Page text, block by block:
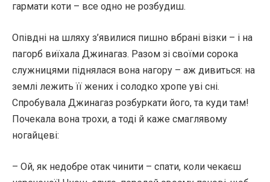
гармати коти – все одно не розбудиш.
Опівдні на шляху з’явилися пишно вбрані візки – і на
пагорб виїхала Джинагаз. Разом зі своїми сорока
служницями піднялася вона нагору – аж дивиться: на
землі лежить її жених і солодко хропе уві сні.
Спробувала Джинагаз розбуркати його, та куди там!
Почекала вона трохи, а тоді й каже смаглявому
ногайцеві:
– Ой, як недобре отак чинити – спати, коли чекаєш